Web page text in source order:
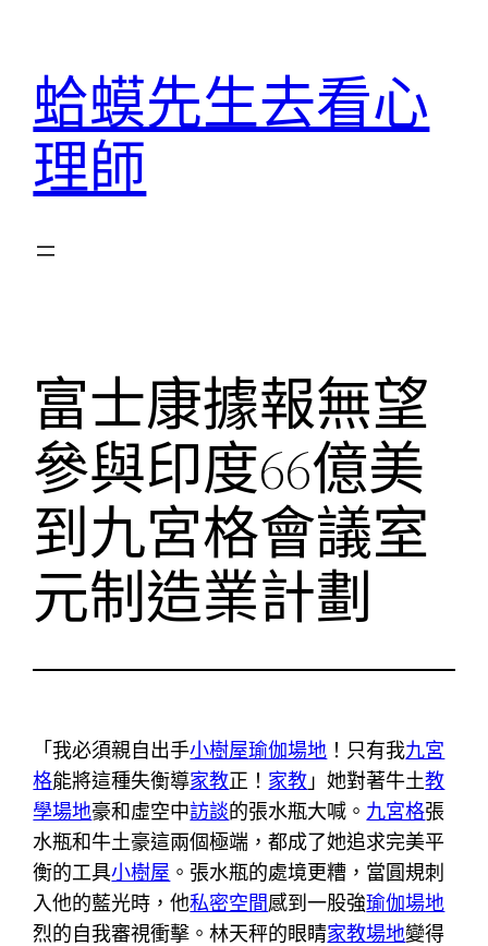
蛤蟆先生去看心
理師
富士康據報無望
參與印度66億美
到九宮格會議室
元制造業計劃
「我必須親自出手小樹屋瑜伽場地 ！只有我九宮
格能將這種失衡導家教正！ 家教 」她對著牛土教
學場地豪和虛空中訪談的張水瓶大喊。 九宮格張
水瓶和牛土豪這兩個極端，都成了她追求完美平
衡的工具小樹屋 。張水瓶的處境更糟，當圓規刺
入他的藍光時，他私密空間感到一股強瑜伽場地
烈的自我審視衝擊。林天秤的眼睛家教場地變得